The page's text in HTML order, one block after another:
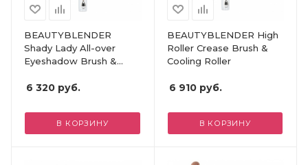
BEAUTYBLENDER
Shady Lady All-over
Eyeshadow Brush &
6 320 руб.
В КОРЗИНУ
BEAUTYBLENDER High
Roller Crease Brush &
Cooling Roller
6 910руб.
В КОРЗИНУ